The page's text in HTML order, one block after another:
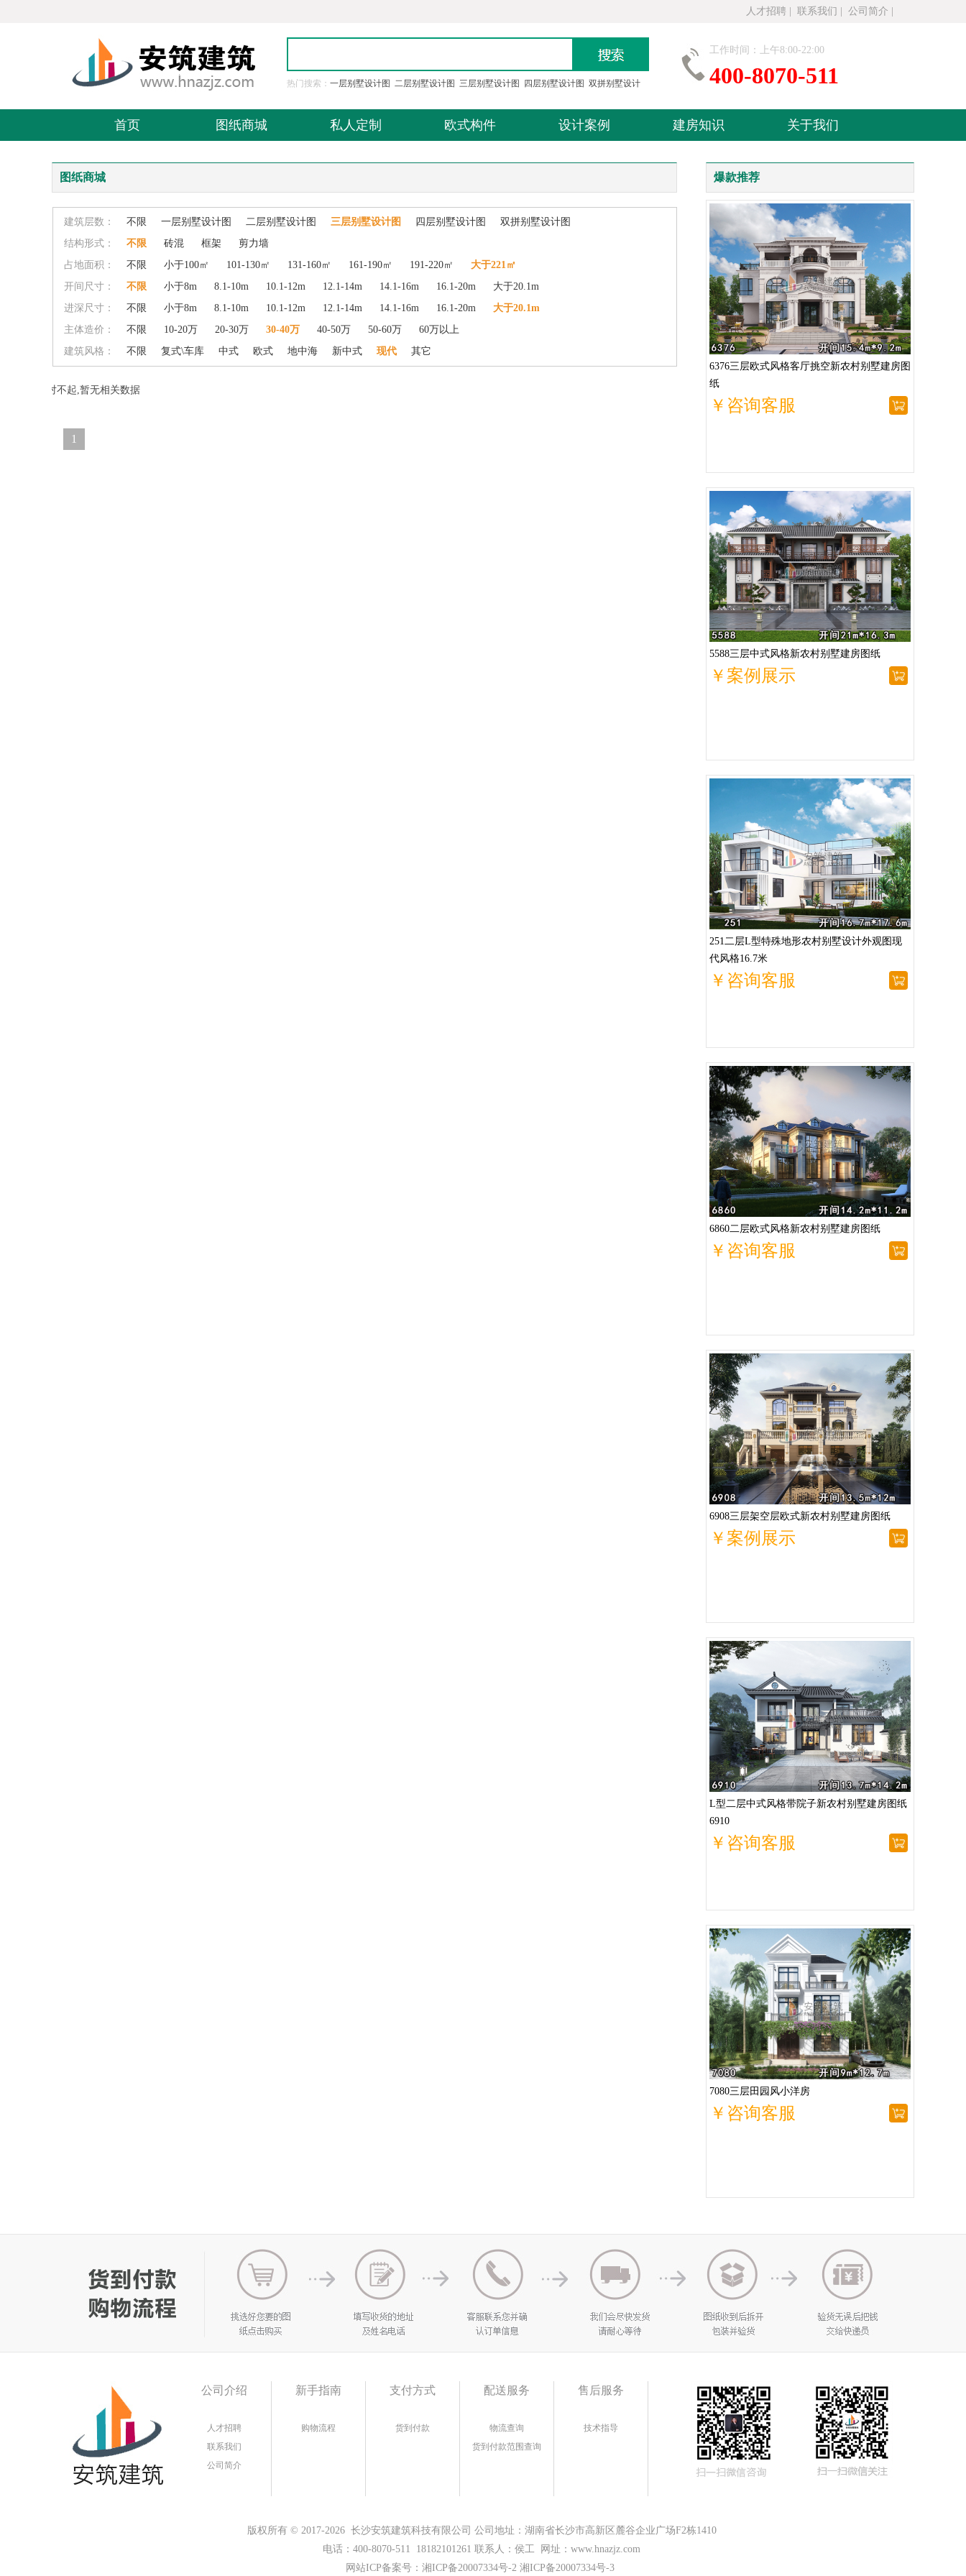
人才招聘 联系我们 公司简介
热门搜索： 一层别墅设计图 二层别墅设计图 三层别墅设计图 四层别墅设计图 双拼别墅设计
工作时间：上午8:00-22:00
400-8070-511
首页 图纸商城 私人定制 欧式构件 设计案例 建房知识 关于我们
爆款推荐
6376三层欧式风格客厅挑空新农村别墅建房图
纸
￥咨询客服
5588三层中式风格新农村别墅建房图纸
￥案例展示
251二层L型特殊地形农村别墅设计外观图现
代风格16.7米
￥咨询客服
6860二层欧式风格新农村别墅建房图纸
￥咨询客服
6908三层架空层欧式新农村别墅建房图纸
￥案例展示
L型二层中式风格带院子新农村别墅建房图纸
6910
￥咨询客服
7080三层田园风小洋房
￥咨询客服
图纸商城
建筑层数： 不限 一层别墅设计图 二层别墅设计图 三层别墅设计图 四层别墅设计图
双拼别墅设计图
结构形式：
不限 砖混 框架
剪力墙
占地面积：
不限 小于100㎡ 101-130㎡ 131-160㎡ 161-190㎡ 191-220㎡
大于221㎡
开间尺寸：
不限 小于8m 8.1-10m 10.1-12m 12.1-14m 14.1-16m 16.1-20m
大于20.1m
进深尺寸：
不限 小于8m 8.1-10m 10.1-12m 12.1-14m 14.1-16m 16.1-20m
大于20.1m
主体造价：
不限 10-20万 20-30万 30-40万 40-50万 50-60万
60万以上
建筑风格：
不限 复式\车库 中式 欧式 地中海 新中式 现代 其它
对不起,暂无相关数据
1
公司介绍
人才招聘
联系我们
公司简介
新手指南
购物流程
支付方式
货到付款
配送服务
物流查询
货到付款范围查询
售后服务
技术指导
版权所有 © 2017-2026 长沙安筑建筑科技有限公司 公司地址：湖南省长沙市高新区麓谷企业广场F2栋1410
电话：400-8070-511 18182101261 联系人：侯工 网址：www.hnazjz.com
网站ICP备案号： 湘ICP备20007334号-2 湘ICP备20007334号-3